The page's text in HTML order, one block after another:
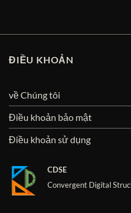
ĐIỀU KHOẢN
về Chúng tôi
Điều khoản bảo mật
Điều khoản sử dụng
CDSE
Convergent Digital